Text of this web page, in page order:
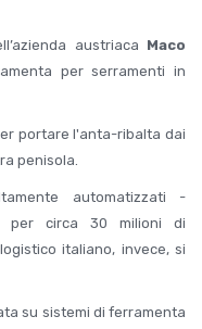
austriaca Maco
per serramenti in
portare l'anta-ribalta dai
penisola.
automatizzati -
per circa 30 milioni di
italiano, invece, si
su sistemi di ferramenta